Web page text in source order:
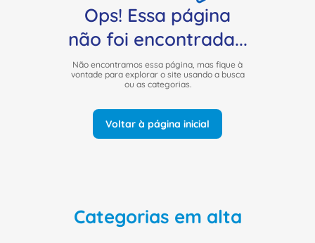
Ops! Essa página
não foi encontrada...
Não encontramos essa página, mas fique à
vontade para explorar o site usando a busca
ou as categorias.
Voltar à página inicial
Categorias em alta
barramento
fita isolante
orion schneider